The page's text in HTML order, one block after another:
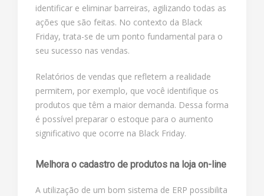
identificar e eliminar barreiras, agilizando todas as
ações que são feitas. No contexto da Black
Friday, trata-se de um ponto fundamental para o
seu sucesso nas vendas.
Relatórios de vendas que refletem a realidade
permitem, por exemplo, que você identifique os
produtos que têm a maior demanda. Dessa forma
é possível preparar o estoque para o aumento
significativo que ocorre na Black Friday.
Melhora o cadastro de produtos na loja on-line
A utilização de um bom sistema de ERP possibilita